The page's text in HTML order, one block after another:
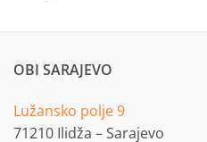
OBI SARAJEVO
Lužansko polje 9
71210 Ilidža – Sarajevo